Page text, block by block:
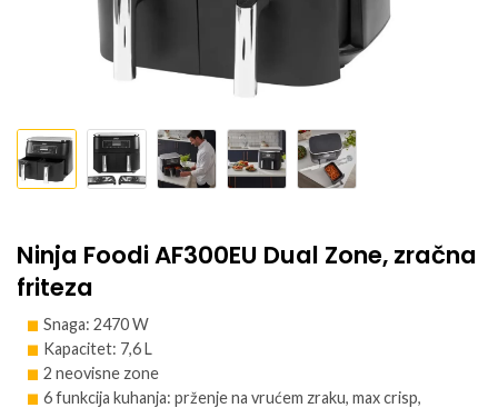
Ninja Foodi AF300EU Dual Zone, zračna
friteza
Snaga: 2470 W
Kapacitet: 7,6 L
2 neovisne zone
6 funkcija kuhanja: prženje na vrućem zraku, max crisp,